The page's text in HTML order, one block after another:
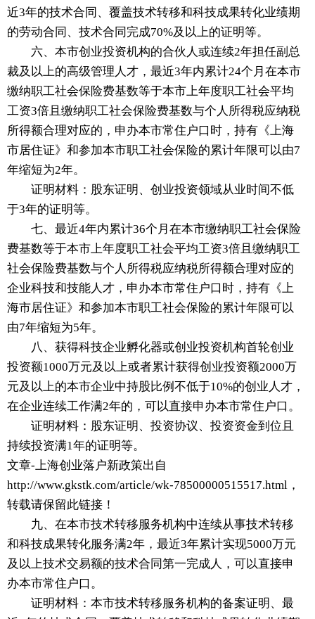
近3年的技术合同、覆盖技术转移和科技成果转化业绩期
的劳动合同、技术合同完成70%及以上的证明等。
六、本市创业投资机构的合伙人或连续2年担任副总
裁及以上的高级管理人才，最近3年内累计24个月在本市
缴纳职工社会保险费基数等于本市上年度职工社会平均
工资3倍且缴纳职工社会保险费基数与个人所得税应纳税
所得额合理对应的，申办本市常住户口时，持有《上海
市居住证》和参加本市职工社会保险的累计年限可以由7
年缩短为2年。
证明材料：股东证明、创业投资领域从业时间不低
于3年的证明等。
七、最近4年内累计36个月在本市缴纳职工社会保险
费基数等于本市上年度职工社会平均工资3倍且缴纳职工
社会保险费基数与个人所得税应纳税所得额合理对应的
企业科技和技能人才，申办本市常住户口时，持有《上
海市居住证》和参加本市职工社会保险的累计年限可以
由7年缩短为5年。
八、获得科技企业孵化器或创业投资机构首轮创业
投资额1000万元及以上或者累计获得创业投资额2000万
元及以上的本市企业中持股比例不低于10%的创业人才，
在企业连续工作满2年的，可以直接申办本市常住户口。
证明材料：股东证明、投资协议、投资资金到位且
持续投资满1年的证明等。
文章-上海创业落户新政策出自
http://www.gkstk.com/article/wk-78500000515517.html，
转载请保留此链接！
九、在本市技术转移服务机构中连续从事技术转移
和科技成果转化服务满2年，最近3年累计实现5000万元
及以上技术交易额的技术合同第一完成人，可以直接申
办本市常住户口。
证明材料：本市技术转移服务机构的备案证明、最